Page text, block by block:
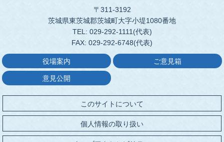
〒311-3192
茨城県東茨城郡茨城町大字小堤1080番地
TEL: 029-292-1111(代表)
FAX: 029-292-6748(代表)
役場案内 ご意見箱
意見公開
このサイトについて
個人情報の取り扱い